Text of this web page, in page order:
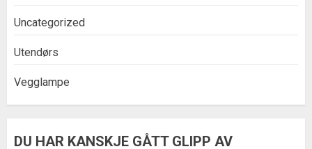
Uncategorized
Utendørs
Vegglampe
DU HAR KANSKJE GÅTT GLIPP AV